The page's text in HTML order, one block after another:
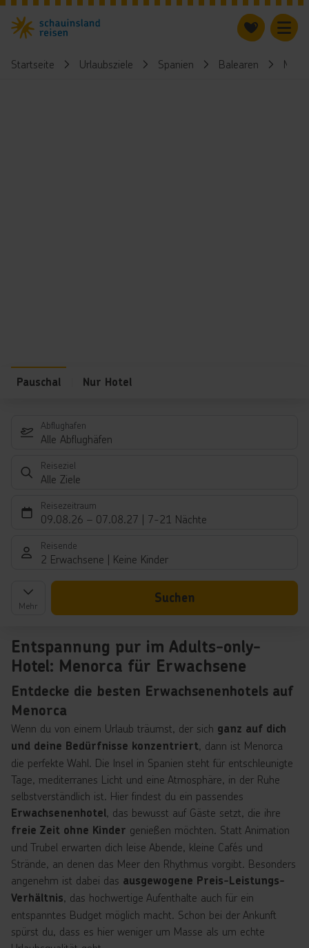
Startseite Urlaubsziele Spanien Balearen
Pauschal Nur Hotel
Abflughafen
Alle Abflughäfen
Reiseziel
Alle Ziele
Reisezeitraum
09.08.26 – 07.08.27 7-21 Nächte
Reisende
2 Erwachsene Keine Kinder
Mehr
Suchen
Entspannung pur im Adults-only-
Hotel: Menorca für Erwachsene
Entdecke die besten Erwachsenenhotels auf
Menorca
Wenn du von einem Urlaub träumst, der sich ganz auf dich
und deine Bedürfnisse konzentriert, dann ist Menorca
die perfekte Wahl. Die Insel in Spanien steht für entschleunigte
Tage, mediterranes Licht und eine Atmosphäre, in der Ruhe
selbstverständlich ist. Hier findest du ein passendes
Erwachsenenhotel, das bewusst auf Gäste setzt, die ihre
freie Zeit ohne Kinder genießen möchten. Statt Animation
und Trubel erwarten dich leise Abende, kleine Cafés und
Strände, an denen das Meer den Rhythmus vorgibt. Besonders
angenehm ist dabei das ausgewogene Preis-Leistungs-
Verhältnis, das hochwertige Aufenthalte auch für ein
entspanntes Budget möglich macht. Schon bei der Ankunft
spürst du, dass es hier weniger um Masse als um echte